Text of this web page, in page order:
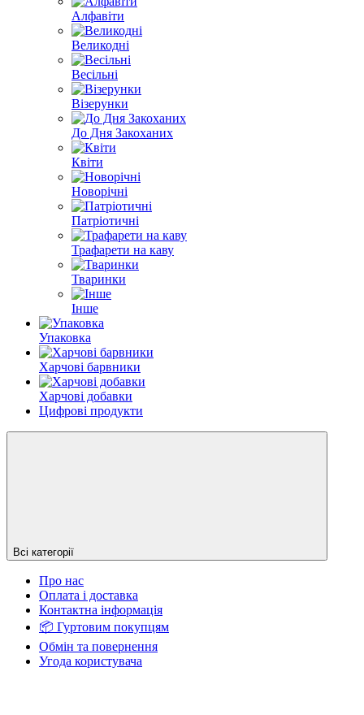
Алфавіти
Великодні
Весільні
Візерунки
До Дня Закоханих
Квіти
Новорічні
Патріотичні
Трафарети на каву
Тваринки
Інше
Упаковка
Харчові барвники
Харчові добавки
Цифрові продукти
Всі категорії
Про нас
Оплата і доставка
Контактна інформація
📦 Гуртовим покупцям
Обмін та повернення
Угода користувача